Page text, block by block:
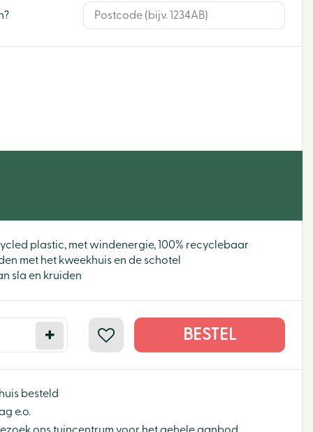
plastic, met windenergie, 100% recyclebaar
met het kweekhuis en de schotel
sla en kruiden
besteld
e.o.